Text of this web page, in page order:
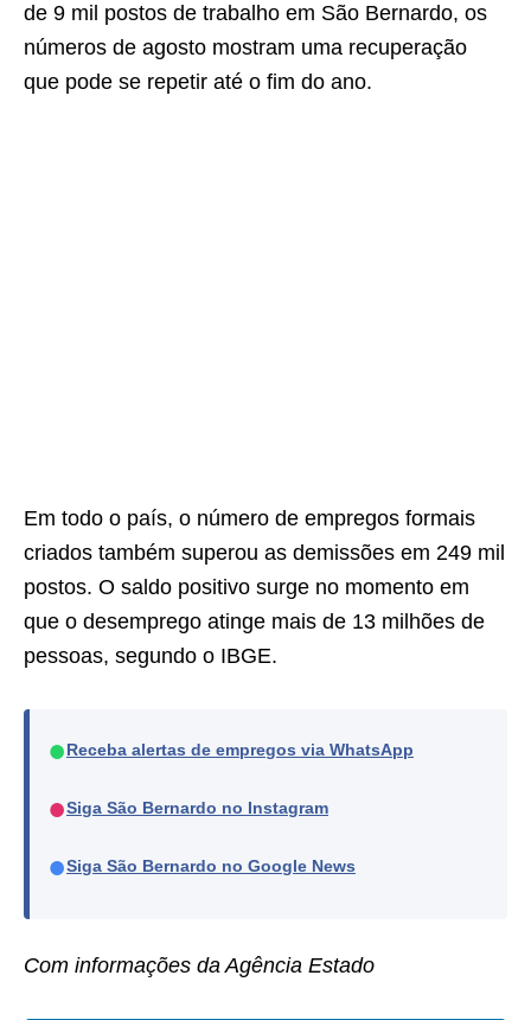
de 9 mil postos de trabalho em São Bernardo, os
números de agosto mostram uma recuperação
que pode se repetir até o fim do ano.
Em todo o país, o número de empregos formais
criados também superou as demissões em 249 mil
postos. O saldo positivo surge no momento em
que o desemprego atinge mais de 13 milhões de
pessoas, segundo o IBGE.
● Receba alertas de empregos via WhatsApp
●Siga São Bernardo no Instagram
●Siga São Bernardo no Google News
Com informações da Agência Estado